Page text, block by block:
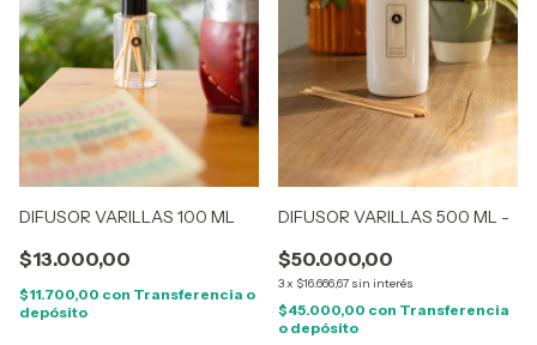
DIFUSOR VARILLAS 100 ML
$13.000,00
$11.700,00 con Transferencia o
depósito
DIFUSOR VARILLAS 500 ML -
$50.000,00
3x $16.666,67 sin interés
$45.000,00 con Transferencia
o depósito